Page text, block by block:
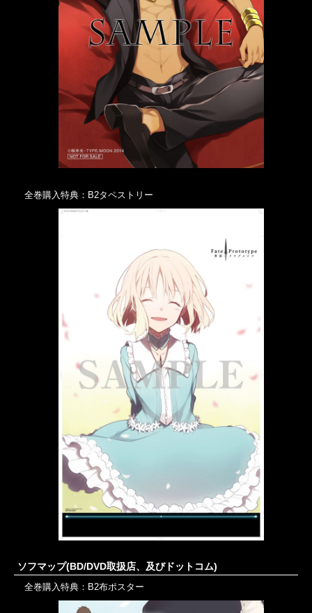
全巻購入特典：B2タペストリー
ソフマップ(BD/DVD取扱店、及びドットコム)
全巻購入特典：B2布ポスター